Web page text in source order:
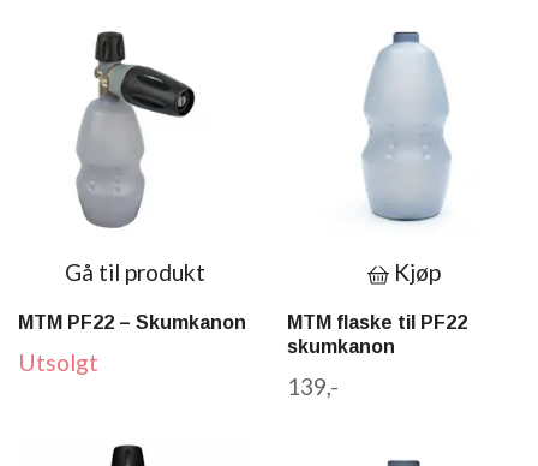
Gå til produkt
MTM PF22 – Skumkanon
Utsolgt
Kjøp
MTM flaske til PF22
skumkanon
139,-